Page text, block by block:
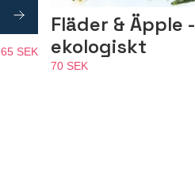
65 SEK
Fläder & Äpple -
ekologiskt
70 SEK